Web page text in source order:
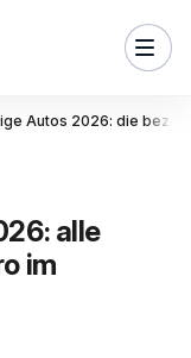
Autos 2026: die
alle
im